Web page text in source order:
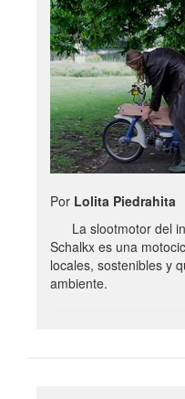
Por Lolita Piedrahita
La slootmotor del
Schalkx es una
locales, sostenibles y
ambiente.